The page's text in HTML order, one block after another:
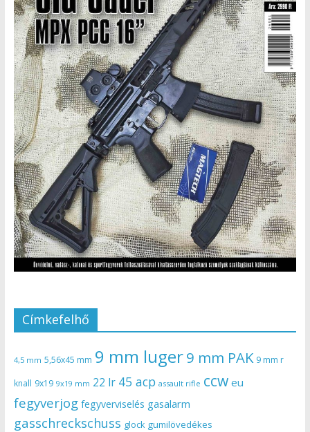
Címkefelhő
4,5 mm 5,56x45 mm 9 mm luger9 mm PAK 9 mm r
knall 9x19 9x19 mm 22 lr 45 acp assault rifle ccw eu
fegyverjog fegyverviselés gasalarm
gasschreckschuss glock gumilövedékes